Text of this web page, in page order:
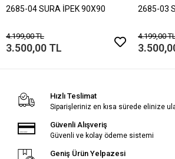
2685-04 SURA İPEK 90X90
4.199,00 TL
3.500,00 TL
2685-03
4.199,00
Hızlı Teslimat
Siparişleriniz en kısa sürede elinize
Güvenli Alışveriş
Güvenli ve kolay ödeme sistemi
Geniş Ürün Yelpazesi